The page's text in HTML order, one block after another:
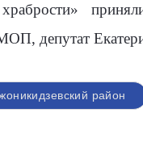
депутат
район